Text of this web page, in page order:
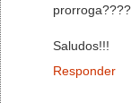
prorroga????
Saludos!!!
Responder